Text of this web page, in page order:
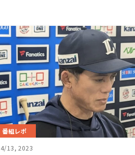
番組レポ
4/13, 2023